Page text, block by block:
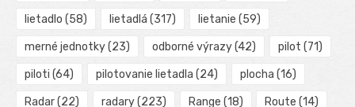
lietadlo (58) lietadlá (317) lietanie (59)
merné jednotky(23) odborné výrazy(42) pilot (71)
piloti (64) pilotovanie lietadla (24) plocha (16)
Radar(22) radary(223) Range (18) Route (14)